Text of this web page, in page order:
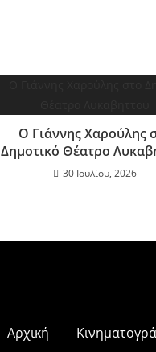
Ο Γιάννης Χαρούλης
Δημοτικό Θέατρο
30 Ιουλίου, 2026
Αρχική